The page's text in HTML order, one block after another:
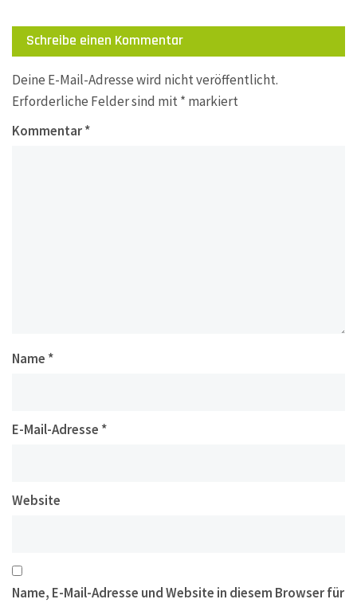
Schreibe einen Kommentar
Deine E-Mail-Adresse wird nicht veröffentlicht.
Erforderliche Felder sind mit* markiert
Kommentar*
Name *
E-Mail-Adresse *
Website
Name, E-Mail-Adresse und Website in diesem Browser für